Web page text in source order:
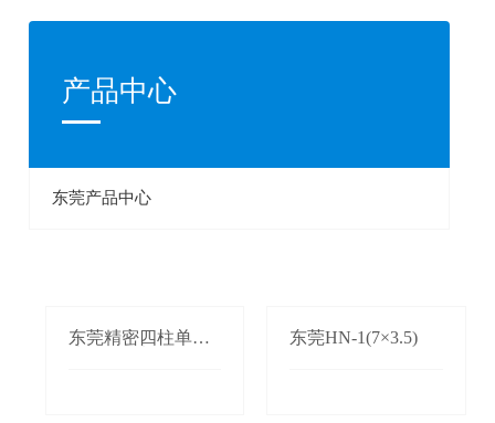
产品中心
东莞产品中心
东莞精密四柱单双
东莞HN-1(7×3.5)